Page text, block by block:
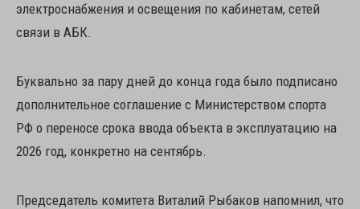
электроснабжения и освещения по кабинетам, сетей
связи в АБК.
Буквально за пару дней до конца года было подписано
дополнительное соглашение с Министерством спорта
РФ о переносе срока ввода объекта в эксплуатацию на
2026 год, конкретно на сентябрь.
Председатель комитета Виталий Рыбаков напомнил, что